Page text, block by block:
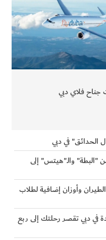
جناح فلاي دبي
الحدائق" في دبي
"البطة" والـ"هيتس" إلى
وأوزان إضافية لطلاب
في دبي تقصر رحلتك إلى ربع